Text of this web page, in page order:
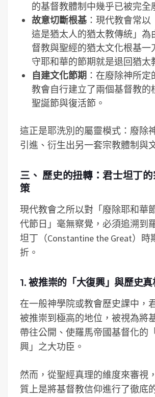
的基督教體制中幾乎已被完全
故意切斷根基：現代教會常以
這是猶太人的猶太教傳統」為
督教與聖經的猶太文化根基一
守耶和華的節期就是退回猶太
自建文化節期 ：在廢除神所定
教會自行建立了兩個基督教
聖誕節與復活節。
這正是耶洗別的屬靈模式：廢除
引進、衍生出另一套宗教體制與
三、 歷史的扭轉：君士坦丁
策
現代教會之所以對「廢除耶和華
代節日」毫無察覺，必須追溯到
坦丁（Constantine the Great）時
折。
1. 被推崇的「大復興」與歷史真
在一般神學院或教會歷史課中，
被推崇到極高的地位，被視為將
帶往公開、使羅馬帝國基督化的
興」之大功臣。
然而，從聖經真理的維度來審視
質上是將基督教信仰進行了徹底